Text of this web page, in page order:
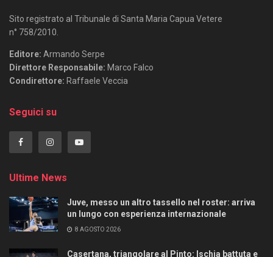
Sito registrato al Tribunale di Santa Maria Capua Vetere
n° 758/2010.
Editore: Armando Serpe
Direttore Responsabile: Marco Falco
Condirettore: Raffaele Veccia
Seguici su
Ultime News
Juve, messo un altro tassello nel roster: arriva
un lungo con esperienza internazionale
8 AGOSTO 2026
Casertana, triangolare al Pinto: Ischia battuta e